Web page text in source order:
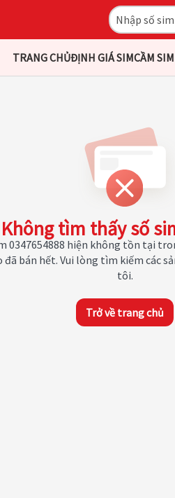
TRANG CHỦĐỊNH GIÁ SIMCẦM
Không tìm thấy số
0347654888 hiện không tồn tại
đã bán hết. Vui lòng tìm kiếm các
tôi.
Trở về trang chủ